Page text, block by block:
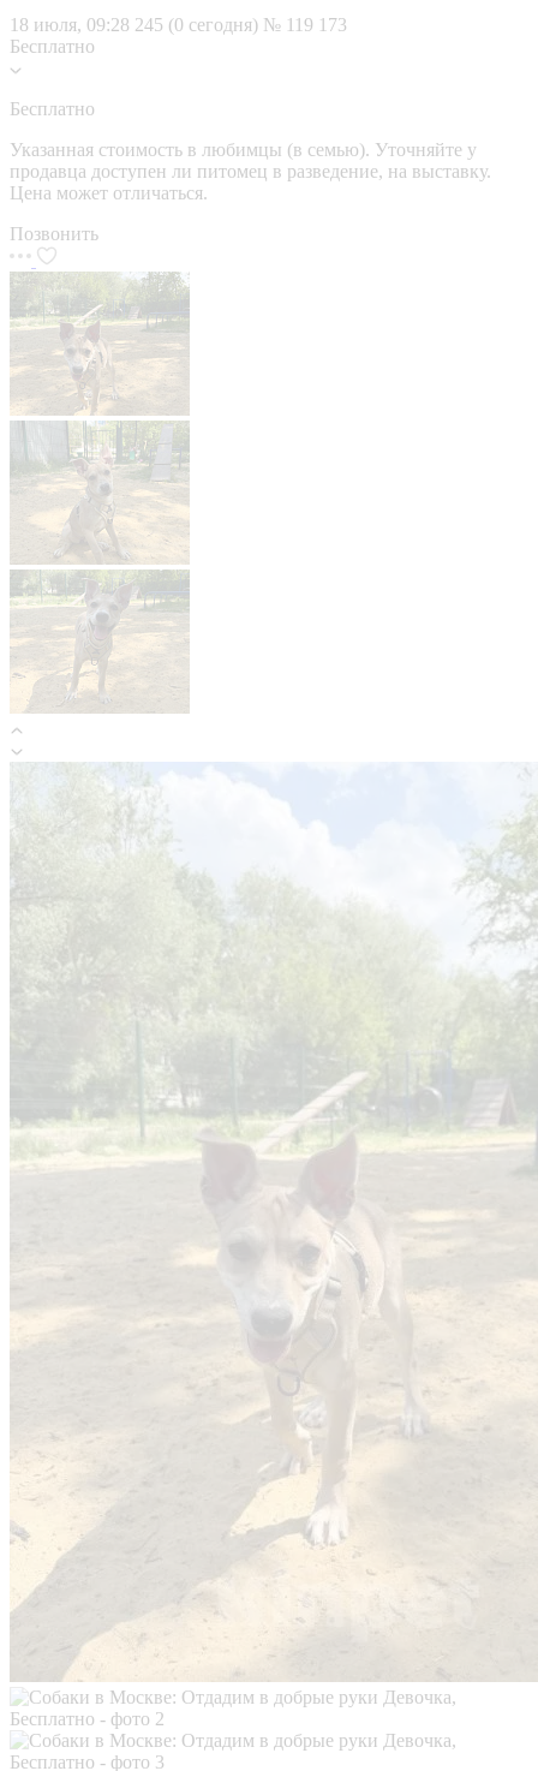
18 июля, 09:28 245 (0 сегодня) № 119 173
Бесплатно
Бесплатно
Указанная стоимость в любимцы (в семью). Уточняйте у
продавца доступен ли питомец в разведение, на выставку.
Цена может отличаться.
Позвонить